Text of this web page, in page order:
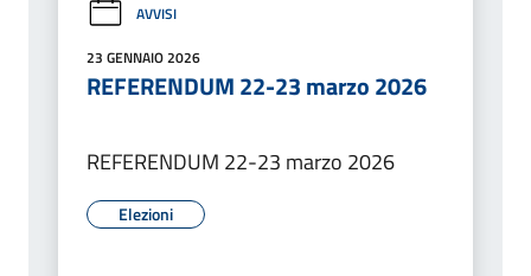
AVVISI
23 GENNAIO 2026
REFERENDUM 22-23 marzo 2026
REFERENDUM 22-23 marzo 2026
Elezioni